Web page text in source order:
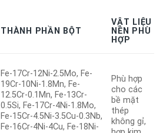
THÀNH PHẦN BỘT
VẬT LIỆU
NỀN PHÙ
HỢP
Fe-17Cr-12Ni-2.5Mo, Fe-
19Cr-10Ni-1.8Mn, Fe-
12.5Cr-0.1Mn, Fe-13Cr-
0.5Si, Fe-17Cr-4Ni-1.8Mo,
Fe-15Cr-4.5Ni-3.5Cu-0.3Nb,
Fe-16Cr-4Ni-4Cu, Fe-18Ni-
Phù hợp
cho các
bề mặt
thép
không gỉ,